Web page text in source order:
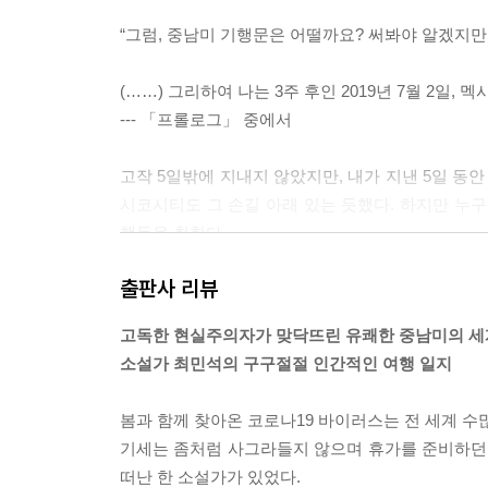
“그럼, 중남미 기행문은 어떨까요? 써봐야 알겠지만
(……) 그리하여 나는 3주 후인 2019년 7월 2일, 멕
--- 「프롤로그」 중에서
고작 5일밖에 지내지 않았지만, 내가 지낸 5일 동
행동을 취한다.
a. 바닥에 앉거나, 벽에 기댄다.
c. 그럼 그 누군가의 친구가 의리상 따라 누워주고
VD방이 된다.
--- 「멕시코, 「4회 얼굴의 일부」 중에서
출판사 리뷰
고독한 현실주의자가 맞닥뜨린 유쾌한 중남미의 세
소설가 최민석의 구구절절 인간적인 여행 일지
봄과 함께 찾아온 코로나19 바이러스는 전 세계
기세는 좀처럼 사그라들지 않으며 휴가를 준비하
떠난 한 소설가가 있었다.